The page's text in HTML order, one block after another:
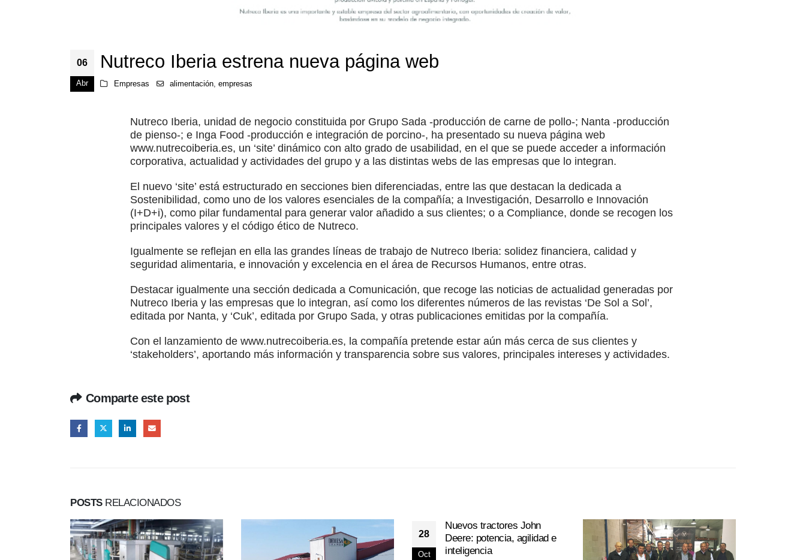
06
Abr
Nutreco Iberia estrena nueva página web
Empresas alimentación,empresas
Nutreco Iberia, unidad de negocio constituida por Grupo Sada -producción de carne de pollo-; Nanta -producción
de pienso-; e Inga Food -producción e integración de porcino-, ha presentado su nueva página web
www.nutrecoiberia.es, un ‘site’ dinámico con alto grado de usabilidad, en el que se puede acceder a información
corporativa, actualidad y actividades del grupo y a las distintas webs de las empresas que lo integran.
El nuevo ‘site’ está estructurado en secciones bien diferenciadas, entre las que destacan la dedicada a
Sostenibilidad, como uno de los valores esenciales de la compañía; a Investigación, Desarrollo e Innovación
(I+D+i), como pilar fundamental para generar valor añadido a sus clientes; o a Compliance, donde se recogen los
principales valores y el código ético de Nutreco.
Igualmente se reflejan en ella las grandes líneas de trabajo de Nutreco Iberia: solidez financiera, calidad y
seguridad alimentaria, e innovación y excelencia en el área de Recursos Humanos, entre otras.
Destacar igualmente una sección dedicada a Comunicación, que recoge las noticias de actualidad generadas por
Nutreco Iberia y las empresas que lo integran, así como los diferentes números de las revistas ‘De Sol a Sol’,
editada por Nanta, y ‘Cuk’, editada por Grupo Sada, y otras publicaciones emitidas por la compañía.
Con el lanzamiento de www.nutrecoiberia.es, la compañía pretende estar aún más cerca de sus clientes y
‘stakeholders’, aportando más información y transparencia sobre sus valores, principales intereses y actividades.
Comparte este post
POSTSRELACIONADOS
28
Oct
Nuevos tractores John
Deere: potencia, agilidad e
inteligencia